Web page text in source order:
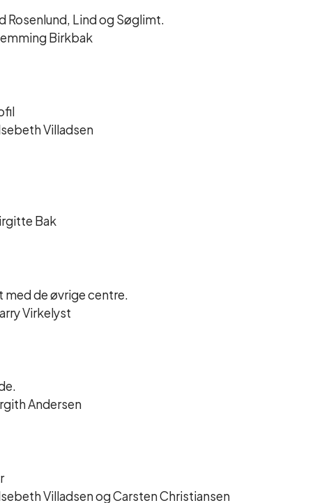
Rosenlund, Lind og Søglimt.
Birkbak
Villadsen
Bak
de øvrige centre.
Virkelyst
Andersen
Villadsen og Carsten Christiansen